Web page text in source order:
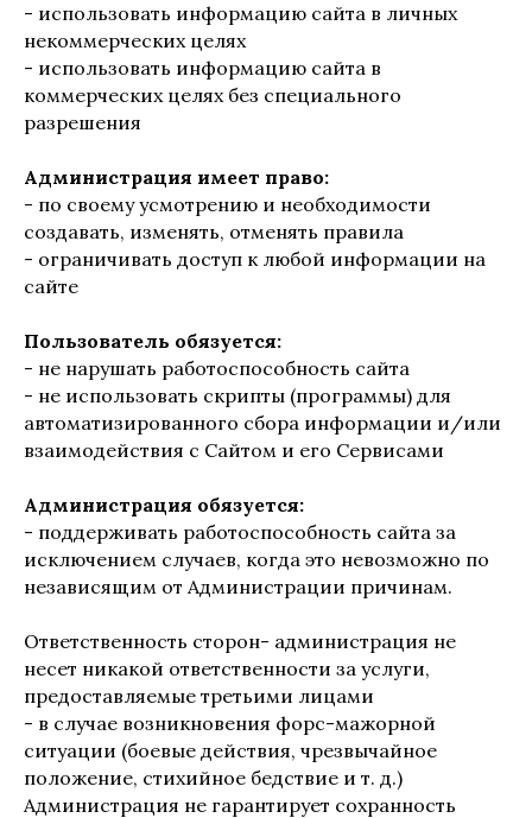
- использовать информацию сайта в личных
некоммерческих целях
- использовать информацию сайта в
коммерческих целях без специального
разрешения
Администрация имеет право:
- по своему усмотрению и необходимости
создавать, изменять, отменять правила
- ограничивать доступ к любой информации на
сайте
Пользователь обязуется:
- не нарушать работоспособность сайта
- не использовать скрипты (программы) для
автоматизированного сбора информации и/или
взаимодействия с Сайтом и его Сервисами
Администрация обязуется:
- поддерживать работоспособность сайта за
исключением случаев, когда это невозможно по
независящим от Администрации причинам.
Ответственность сторон- администрация не
несет никакой ответственности за услуги,
предоставляемые третьими лицами
- в случае возникновения форс-мажорной
ситуации (боевые действия, чрезвычайное
положение, стихийное бедствие и т. д.)
Администрация не гарантирует сохранность